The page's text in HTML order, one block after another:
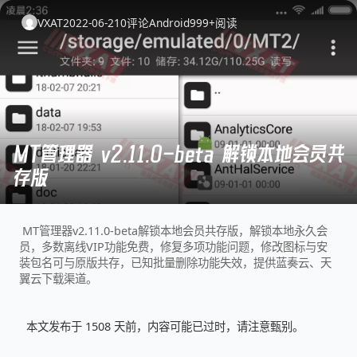
VXAT2022-06-210评论Android999+阅读
MT管理器 v2.11.0-beta 解锁本地会员共
存版
MT管理器v2.11.0-beta解锁本地会员共存版，解锁本地永久会
员，多数离线VIP功能免费，修复多项功能问题，修改图标与安
装包名可与原版共存，已知批量删除功能失效，提供蓝奏云、天
翼云下载渠道。
本文发布于 1508 天前，内容可能已过时，请注意甄别。